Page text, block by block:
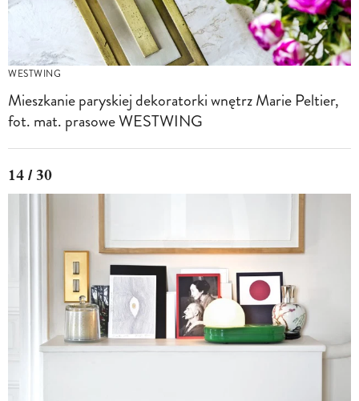
WESTWING
Mieszkanie paryskiej dekoratorki wnętrz Marie Peltier,
fot. mat. prasowe WESTWING
14 / 30